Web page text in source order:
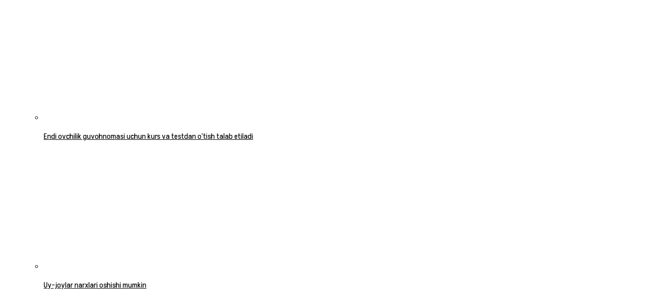
Endi ovchilik guvohnomasi uchun kurs va testdan o‘tish talab etiladi
Uy-joylar narxlari oshishi mumkin